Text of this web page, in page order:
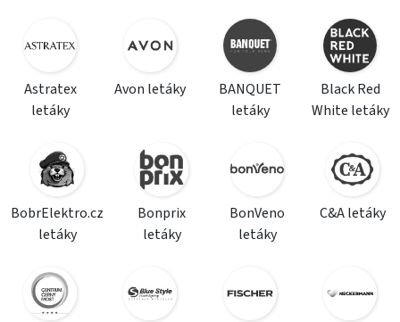
Astratex
letáky
Avon letáky
BANQUET
letáky
Black Red
White letáky
BobrElektro.cz
letáky
Bonprix
letáky
BonVeno
letáky
C&A letáky